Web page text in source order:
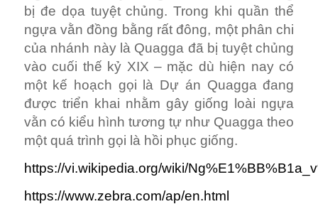
bị đe dọa tuyệt chủng. Trong khi quần thể
ngựa vằn đồng bằng rất đông, một phân chi
của nhánh này là Quagga đã bị tuyệt chủng
vào cuối thế kỷ XIX – mặc dù hiện nay có
một kế hoạch gọi là Dự án Quagga đang
được triển khai nhằm gây giống loài ngựa
vằn có kiểu hình tương tự như Quagga theo
một quá trình gọi là hồi phục giống.
https://vi.wikipedia.org/wiki/
https://www.zebra.com/ap/en.html